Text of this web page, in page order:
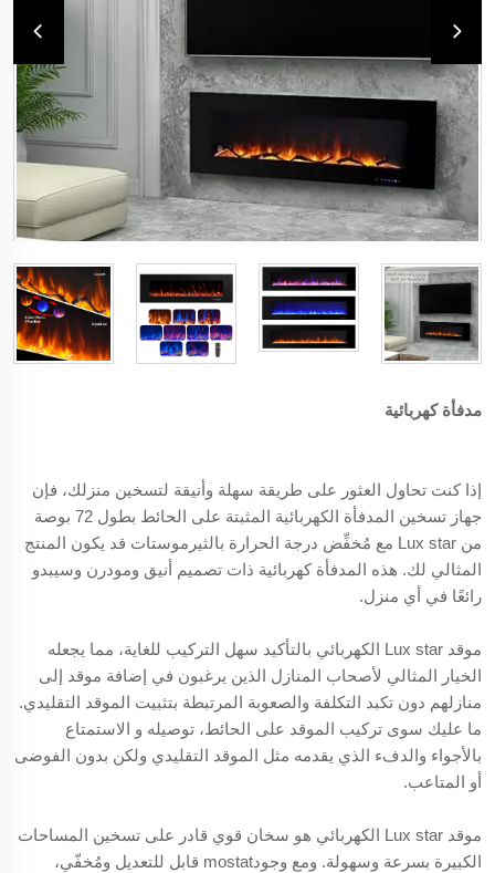
مدفأة كهربائية
إذا كنت تحاول العثور على طريقة سهلة وأنيقة لتسخين منزلك، فإن
جهاز تسخين المدفأة الكهربائية المثبتة على الحائط بطول 72 بوصة
من Lux star مع مُخفِّض درجة الحرارة بالثيرموستات قد يكون المنتج
المثالي لك. هذه المدفأة كهربائية ذات تصميم أنيق ومودرن وسيبدو
رائعًا في أي منزل.
موقد Lux star الكهربائي بالتأكيد سهل التركيب للغاية، مما يجعله
الخيار المثالي لأصحاب المنازل الذين يرغبون في إضافة موقد إلى
منازلهم دون تكبد التكلفة والصعوبة المرتبطة بتثبيت الموقد التقليدي.
ما عليك سوى تركيب الموقد على الحائط، توصيله و الاستمتاع
بالأجواء والدفء الذي يقدمه مثل الموقد التقليدي ولكن بدون الفوضى
أو المتاعب.
موقد Lux star الكهربائي هو سخان قوي قادر على تسخين المساحات
الكبيرة بسرعة وسهولة. ومع وجودmostat قابل للتعديل ومُخفّي،